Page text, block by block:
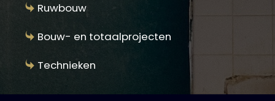
Ruwbouw
Bouw- en totaalprojecten
Technieken